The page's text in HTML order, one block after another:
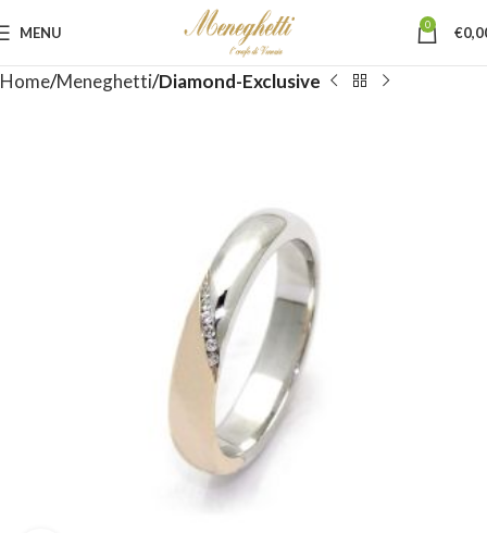
MENU 0 €
Home Meneghetti Diamond-Exclusive